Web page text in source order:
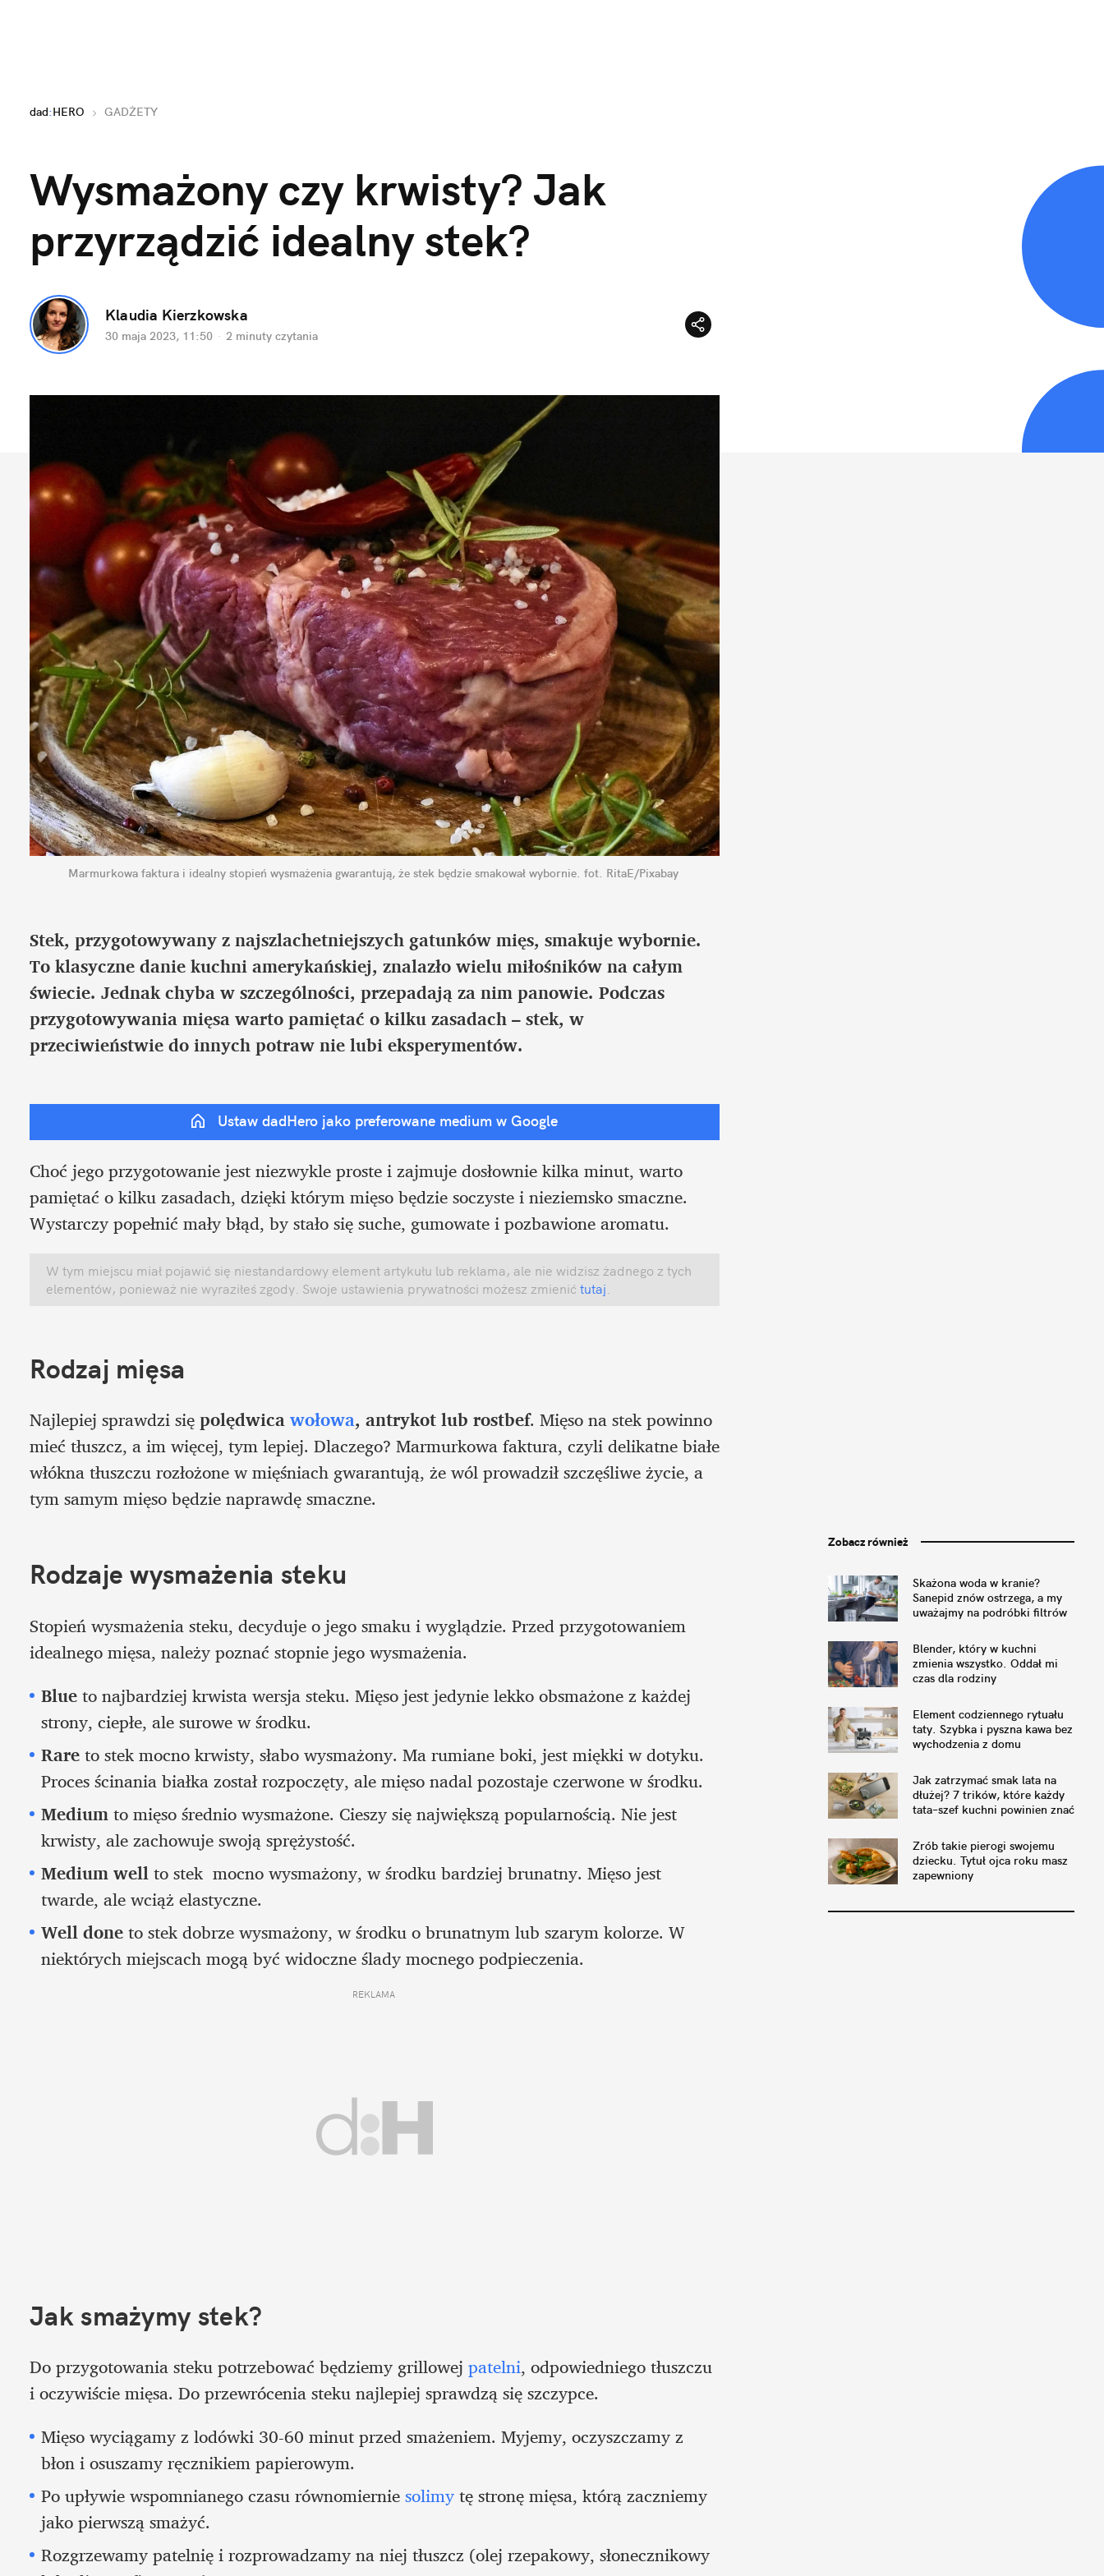
dad:HERO GADŻETY
Wysmażony czy krwisty? Jak
przyrządzić idealny stek?
Klaudia Kierzkowska
30 maja 2023, 11:50 · 2 minuty czytania
Marmurkowa faktura i idealny stopień wysmażenia gwarantują, że stek będzie smakował wybornie. fot. RitaE/Pixabay
Stek, przygotowywany z najszlachetniejszych gatunków mięs, smakuje wybornie.
To klasyczne danie kuchni amerykańskiej, znalazło wielu miłośników na całym
świecie. Jednak chyba w szczególności, przepadają za nim panowie. Podczas
przygotowywania mięsa warto pamiętać o kilku zasadach – stek, w
przeciwieństwie do innych potraw nie lubi eksperymentów.
Ustaw dadHero jako preferowane medium w Google
Choć jego przygotowanie jest niezwykle proste i zajmuje dosłownie kilka minut, warto
pamiętać o kilku zasadach, dzięki którym mięso będzie soczyste i nieziemsko smaczne.
Wystarczy popełnić mały błąd, by stało się suche, gumowate i pozbawione aromatu.
W tym miejscu miał pojawić się niestandardowy element artykułu lub reklama, ale nie widzisz żadnego z tych
elementów, ponieważ nie wyraziłeś zgody. Swoje ustawienia prywatności możesz zmienić tutaj
Rodzaj mięsa
Najlepiej sprawdzi się polędwica wołowa, antrykot lub rostbef. Mięso na stek powinno
mieć tłuszcz, a im więcej, tym lepiej. Dlaczego? Marmurkowa faktura, czyli delikatne białe
włókna tłuszczu rozłożone w mięśniach gwarantują, że wól prowadził szczęśliwe życie, a
tym samym mięso będzie naprawdę smaczne.
Stopień wysmażenia steku, decyduje o jego smaku i wyglądzie. Przed przygotowaniem
idealnego mięsa, należy poznać stopnie jego wysmażenia.
Blue to najbardziej krwista wersja steku. Mięso jest jedynie lekko obsmażone z każdej
strony, ciepłe, ale surowe w środku.
Rare to stek mocno krwisty, słabo wysmażony. Ma rumiane boki, jest miękki w dotyku.
Proces ścinania białka został rozpoczęty, ale mięso nadal pozostaje czerwone w środku.
Medium to mięso średnio wysmażone. Cieszy się największą popularnością. Nie jest
krwisty, ale zachowuje swoją sprężystość.
Medium well to stek  mocno wysmażony, w środku bardziej brunatny. Mięso jest
twarde, ale wciąż elastyczne.
Well done to stek dobrze wysmażony, w środku o brunatnym lub szarym kolorze. W
niektórych miejscach mogą być widoczne ślady mocnego podpieczenia.
REKLAMA
Jak smażymy stek?
Do przygotowania steku potrzebować będziemy grillowej patelni, odpowiedniego tłuszczu
i oczywiście mięsa. Do przewrócenia steku najlepiej sprawdzą się szczypce.
Mięso wyciągamy z lodówki 30-60 minut przed smażeniem. Myjemy, oczyszczamy z
błon i osuszamy ręcznikiem papierowym.
Po upływie wspomnianego czasu równomiernie solimy tę stronę mięsa, którą zaczniemy
jako pierwszą smażyć.
Rozgrzewamy patelnię i rozprowadzamy na niej tłuszcz (olej rzepakowy, słonecznikowy
Zobacz również
Skażona woda w kranie?
Sanepid znów ostrzega, a my
uważajmy na podróbki filtrów
Blender, który w kuchni
zmienia wszystko. Oddał mi
czas dla rodziny
Element codziennego rytuału
taty. Szybka i pyszna kawa bez
wychodzenia z domu
Jak zatrzymać smak lata na
dłużej? 7 trików, które każdy
tata–szef kuchni powinien znać
Zrób takie pierogi swojemu
dziecku. Tytuł ojca roku masz
zapewniony